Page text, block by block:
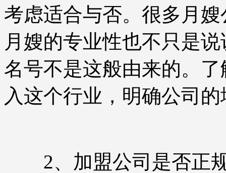
考虑适合与否。很多月
月嫂的专业性也不只是
名号不是这般由来的。
入这个行业，明确公司
2、加盟公司是否正